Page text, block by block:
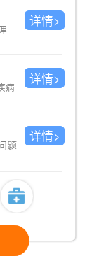
详情>
详情>
详情>